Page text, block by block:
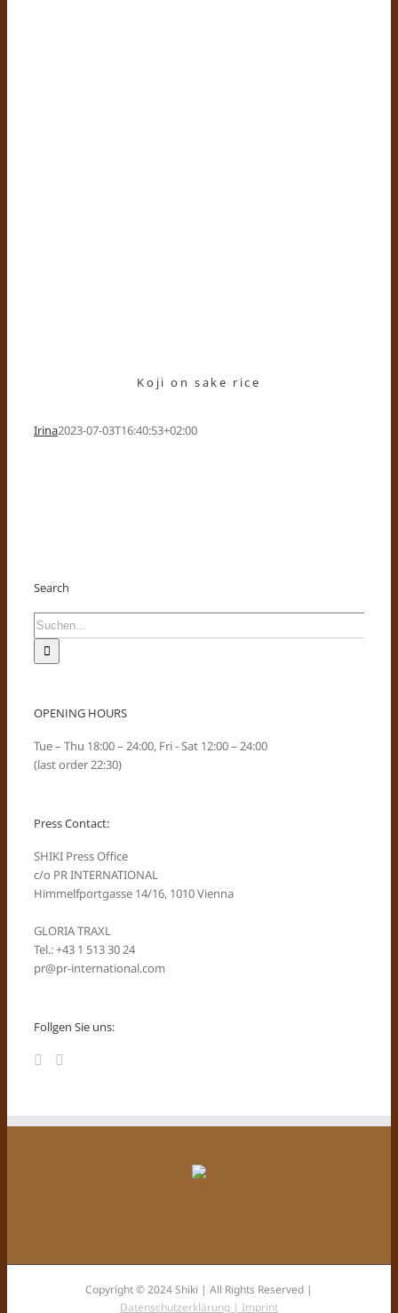
Koji on sake rice
Irina2023-07-03T16:40:53+02:00
Search
Suche
nach:
OPENING HOURS
Tue – Thu 18:00 – 24:00, Fri - Sat 12:00 – 24:00
(last order 22:30)
Press Contact:
SHIKI Press Office
c/o PR INTERNATIONAL
Himmelfportgasse 14/16, 1010 Vienna
GLORIA TRAXL
Tel.: +43 1 513 30 24
pr@pr-international.com
Follgen Sie uns:
Copyright © 2024 Shiki | All Rights Reserved |
Datenschutzerklärung | Imprint